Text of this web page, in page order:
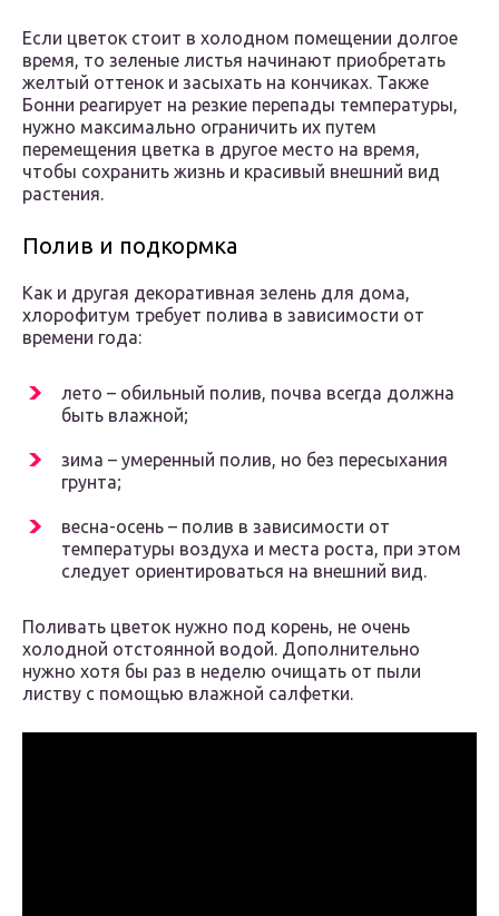
Если цветок стоит в холодном помещении долгое
время, то зеленые листья начинают приобретать
желтый оттенок и засыхать на кончиках. Также
Бонни реагирует на резкие перепады температуры,
нужно максимально ограничить их путем
перемещения цветка в другое место на время,
чтобы сохранить жизнь и красивый внешний вид
растения.
Полив и подкормка
Как и другая декоративная зелень для дома,
хлорофитум требует полива в зависимости от
времени года:
лето – обильный полив, почва всегда должна
быть влажной;
зима – умеренный полив, но без пересыхания
грунта;
весна-осень – полив в зависимости от
температуры воздуха и места роста, при этом
следует ориентироваться на внешний вид.
Поливать цветок нужно под корень, не очень
холодной отстоянной водой. Дополнительно
нужно хотя бы раз в неделю очищать от пыли
листву с помощью влажной салфетки.